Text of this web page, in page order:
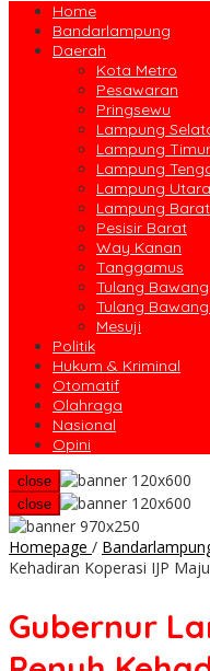
Home
Bandarlampung
Daerah
Kota Metro
Pesawaran
Pringsewu
Lampung
Lampung Timur
Lampung
Lampung Utara
Lampung Barat
Pesisir Barat
Way Kanan
Tanggamus
Tulang Bawang
Tulang
Mesuji
Politik
Hukum & Kriminal
Otomatif
Olahraga
Nasional
Opini
close
close
Homepage /
Kehadiran Koperasi IJP
Gubernur